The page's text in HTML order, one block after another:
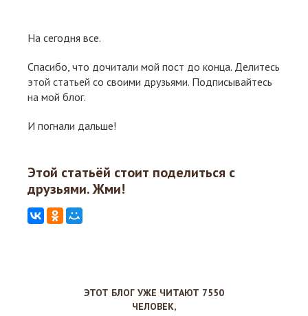
На сегодня все.
Спасибо, что дочитали мой пост до конца. Делитесь
этой статьей со своими друзьями. Подписывайтесь
на мой блог.
И погнали дальше!
Этой статьёй стоит поделиться с
друзьями. Жми!
ЭТОТ БЛОГ УЖЕ ЧИТАЮТ 7550
ЧЕЛОВЕК,